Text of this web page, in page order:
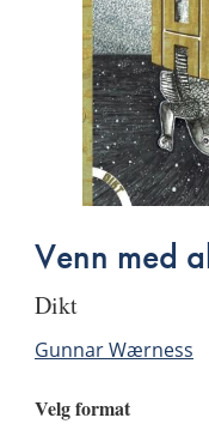
Venn med
dikt
Gunnar Wærness
Velg format